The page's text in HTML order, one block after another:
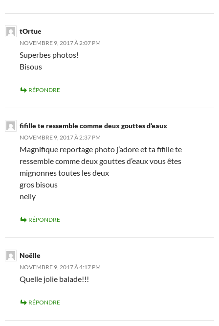
tOrtue
NOVEMBRE 9, 2017 À 2:07 PM
Superbes photos!
Bisous
RÉPONDRE
fifille te ressemble comme deux gouttes d'eaux
NOVEMBRE 9, 2017 À 2:37 PM
Magnifique reportage photo j’adore et ta fifille te
ressemble comme deux gouttes d’eaux vous êtes
mignonnes toutes les deux
gros bisous
nelly
RÉPONDRE
Noëlle
NOVEMBRE 9, 2017 À 4:17 PM
Quelle jolie balade!!!
RÉPONDRE